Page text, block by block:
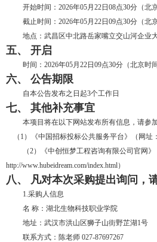
开始时间： 2026年05月22日08点30分（北
截止时间： 2026年05月22日09点30分（北
地点：武昌区中北路岳家嘴立交山河企业
五、 开启
时间：2026年05月22日09点30分（北京时间
六、 公告期限
自本公告发布之日起3个工作日
七、 其他补充事宜
本项目将在以下网站发布所有信息，请参
（ 1） 《中国招标投标公共服务平台》（网址：
（2）《中创恒梦工程咨询有限公司官网》
http://www.hubeidream.com/index.html）
八、 凡对本次采购提出询问，
1.采购人信息
名 称：湖北生物科技
地址：武汉市洪山区狮子山街野芷湖
联系方式：陈老师 027-